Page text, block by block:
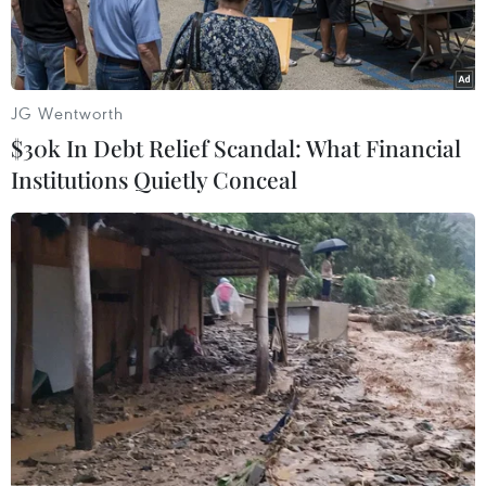
có thẩm quyền.
Ảnh minh họa. (Nguồn ảnh: Hùng Võ/Vietnam+)
Để đạt được mục tiêu đạt phát thải ròng bằng
“0” vào năm 2050, Bộ Tài nguyên và Môi trường
đang dự thảo Quyết định của Thủ tướng Chính
JG Wentworth
$30k In Debt Relief Scandal: What Financial
Institutions Quietly Conceal